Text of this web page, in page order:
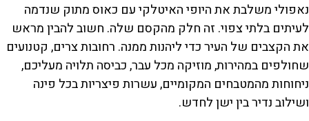
נאפולי משלבת את היופי האיטלקי עם כאוס מתוק שנדמה
לעיתים בלתי צפוי. זה חלק מהקסם שלה. חשוב להבין מראש
את הקצבים של העיר כדי ליהנות ממנה. רחובות צרים, קטנועים
שחולפים במהירות, מוזיקה מכל עבר, כביסה תלויה מעליכם,
ניחוחות מהמטבחים המקומיים, עשרות פיצריות בכל פינה
ושילוב נדיר בין ישן לחדש.